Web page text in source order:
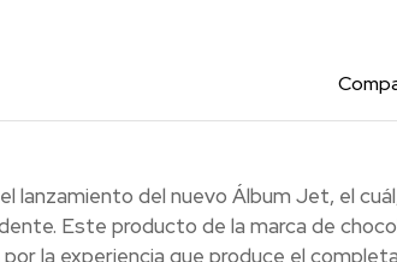
lanzamiento del nuevo Álbum Jet, el
Este producto de la marca de
la experiencia que produce el